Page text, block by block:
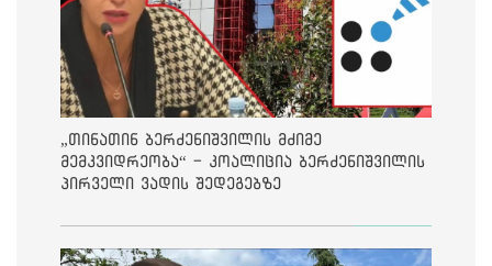
„თინათინ ბერძენიშვილის მძიმე
მემკვიდრეობა“ - კოალიცია ბერძენიშვილის
პირველი ვადის შედეგებზე